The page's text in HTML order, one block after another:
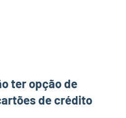
ter opção de
de crédito